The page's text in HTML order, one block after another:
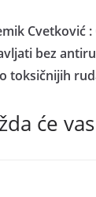
Cvetković
bez
toksičnijih
će